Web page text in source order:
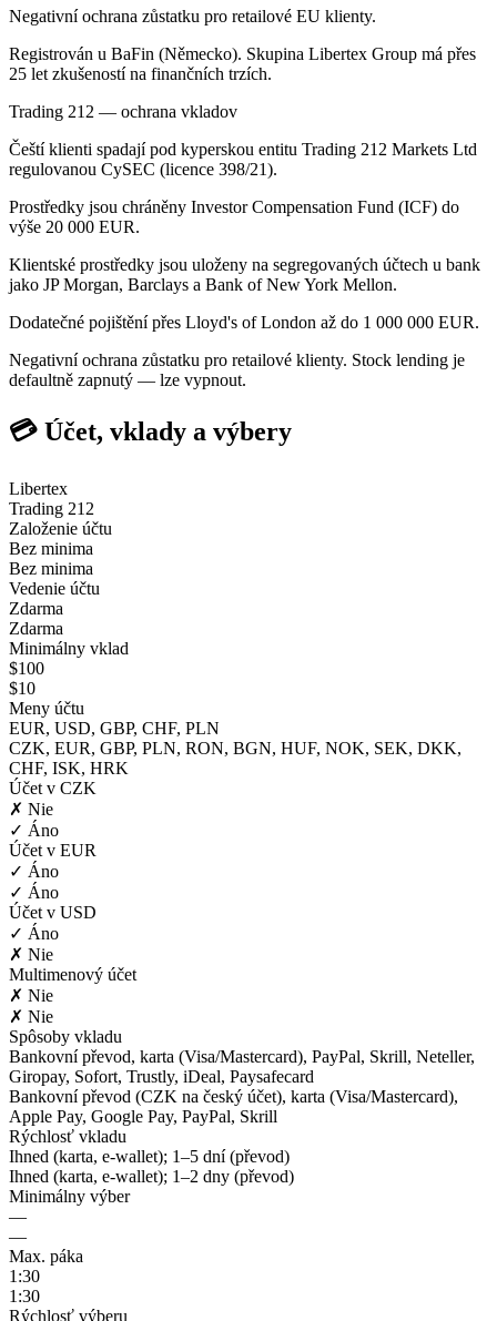
Negativní ochrana zůstatku pro retailové EU klienty.
Registrován u BaFin (Německo). Skupina Libertex Group má přes
25 let zkušeností na finančních trzích.
Trading 212 — ochrana vkladov
Čeští klienti spadají pod kyperskou entitu Trading 212 Markets Ltd
regulovanou CySEC (licence 398/21).
Prostředky jsou chráněny Investor Compensation Fund (ICF) do
výše 20 000 EUR.
Klientské prostředky jsou uloženy na segregovaných účtech u bank
jako JP Morgan, Barclays a Bank of New York Mellon.
Dodatečné pojištění přes Lloyd's of London až do 1 000 000 EUR.
Negativní ochrana zůstatku pro retailové klienty. Stock lending je
defaultně zapnutý — lze vypnout.
💳 Účet, vklady a výbery
Libertex
Trading 212
Založenie účtu
Bez minima
Bez minima
Vedenie účtu
Zdarma
Zdarma
Minimálny vklad
$100
$10
Meny účtu
EUR, USD, GBP, CHF, PLN
CZK, EUR, GBP, PLN, RON, BGN, HUF, NOK, SEK, DKK,
CHF, ISK, HRK
Účet v CZK
✗ Nie
✓ Áno
Účet v EUR
✓ Áno
✓ Áno
Účet v USD
✓ Áno
✗ Nie
Multimenový účet
✗ Nie
✗ Nie
Spôsoby vkladu
Bankovní převod, karta (Visa/Mastercard), PayPal, Skrill, Neteller,
Giropay, Sofort, Trustly, iDeal, Paysafecard
Bankovní převod (CZK na český účet), karta (Visa/Mastercard),
Apple Pay, Google Pay, PayPal, Skrill
Rýchlosť vkladu
Ihned (karta, e-wallet); 1–5 dní (převod)
Ihned (karta, e-wallet); 1–2 dny (převod)
Minimálny výber
—
—
Max. páka
1:30
1:30
Rýchlosť výberu